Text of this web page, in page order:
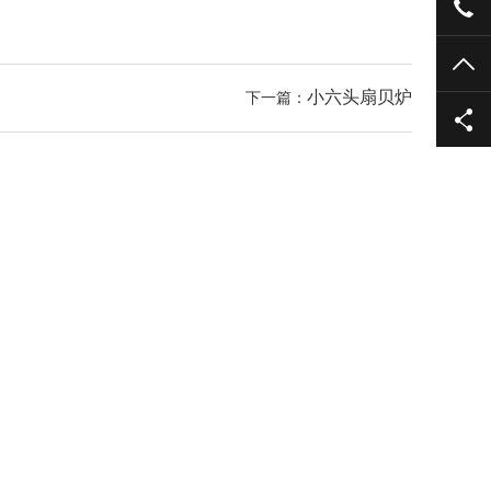
下一篇： 小六头扇贝炉